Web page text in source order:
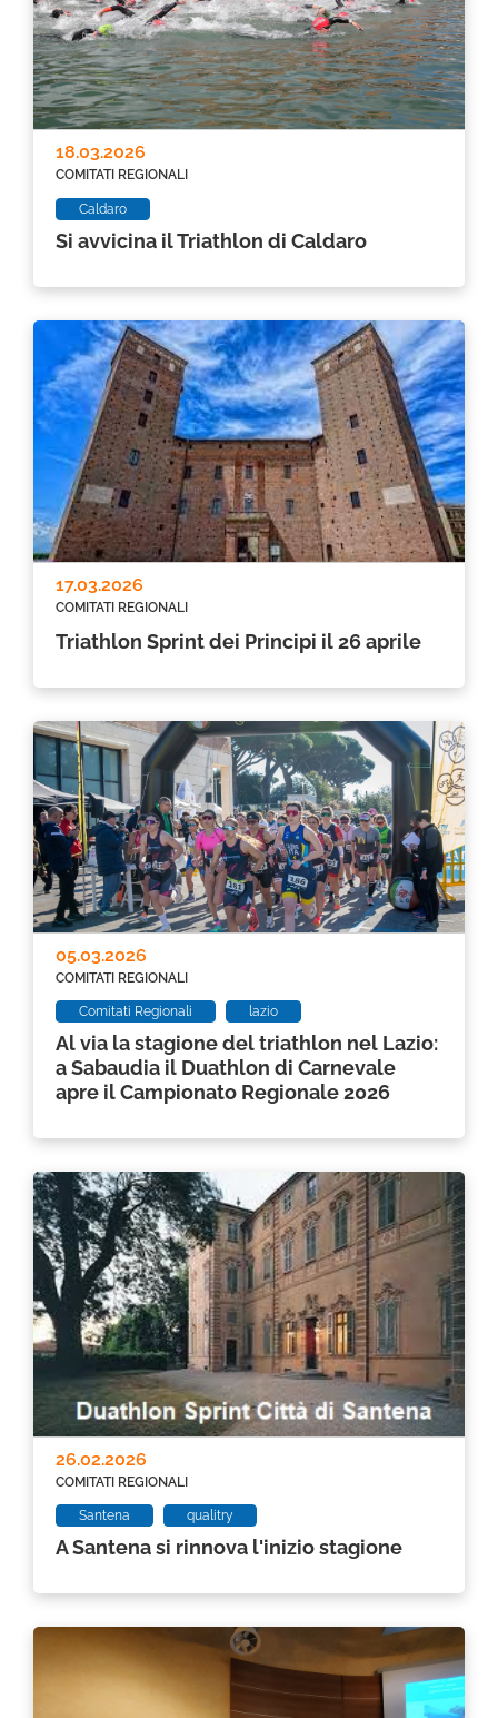
Si avvicina il Triathlon di Caldaro
COMITATI REGIONALI
18.03.2026
Caldaro
Triathlon Sprint dei Principi il 26 aprile
COMITATI REGIONALI
17.03.2026
Al via la stagione del triathlon nel Lazio:
a Sabaudia il Duathlon di Carnevale
apre il Campionato Regionale 2026
COMITATI REGIONALI
05.03.2026
Comitati Regionali lazio
A Santena si rinnova l'inizio stagione
COMITATI REGIONALI
26.02.2026
Santena qualitry